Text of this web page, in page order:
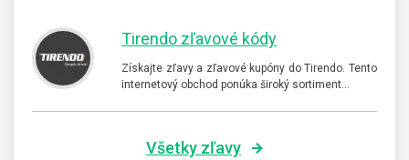
Tirendo zľavové kódy
Získajte zľavy a zľavové kupóny do Tirendo. Tento
internetový obchod ponúka široký sortiment…
Všetky zľavy